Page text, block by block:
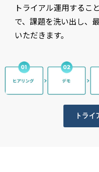
トライアル運用するこ
で、課題を洗い出し、
いただきます。
トライ